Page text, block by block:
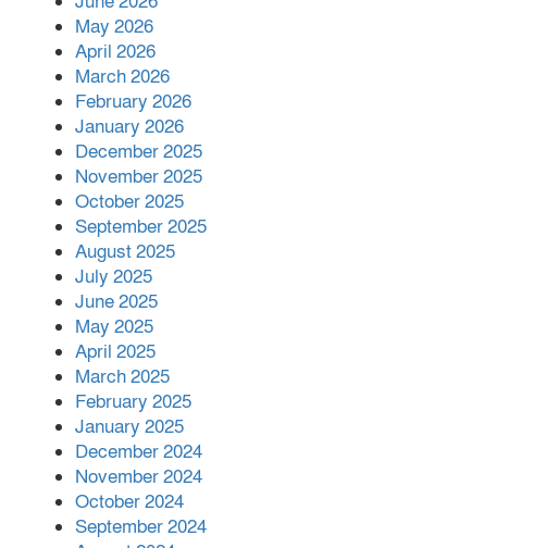
ফিরল ২ কোটি ২০ লাখ টাকা।সততার
অনন্য দৃষ্টান্ত স্থাপন করলেন ইউএনও
বেদবতী মিস্ত্রী।
‘জ্বিন হাজিরে স্বর্ণ দ্বিগুণ’— প্রতারণার
ফাঁদে ১৭ নারী,দুলারহাটে চক্রের ৪ সদস্য
গ্রেফতার।
৩০ জুলাই একযোগে এসএসসির ফল
প্রকাশ।
আ’হত ৫
May 2026
April 2026
March 2026
February 2026
January 2026
December 2025
November 2025
October 2025
September 2025
August 2025
July 2025
June 2025
May 2025
April 2025
March 2025
February 2025
January 2025
December 2024
November 2024
October 2024
September 2024